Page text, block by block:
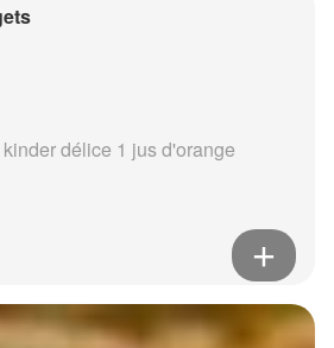
délice 1 jus d'orange